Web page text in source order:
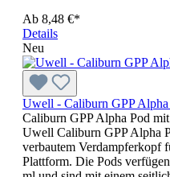
Ab 8,48 €*
Details
Neu
Uwell - Caliburn GPP
Caliburn GPP Alpha Pod
Uwell Caliburn GPP Alpha
verbautem Verdampferkopf
Plattform. Die Pods